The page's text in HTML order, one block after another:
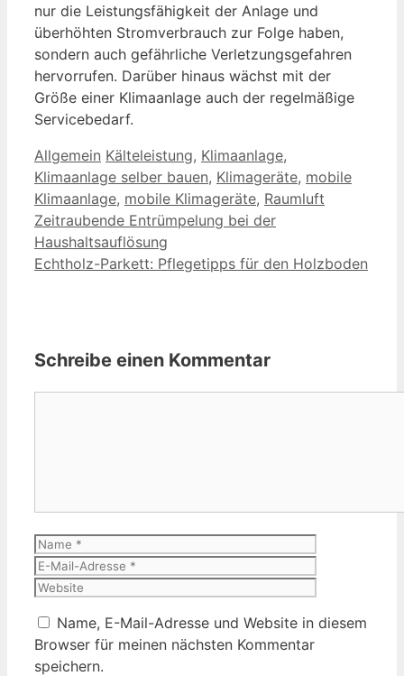
nur die Leistungsfähigkeit der Anlage und
überhöhten Stromverbrauch zur Folge haben,
sondern auch gefährliche Verletzungsgefahren
hervorrufen. Darüber hinaus wächst mit der
Größe einer Klimaanlage auch der regelmäßige
Servicebedarf.
Kategorien
Allgemein Schlagwörter
Kälteleistung, Klimaanlage,
Klimaanlage selber bauen, Klimageräte, mobile
Klimaanlage, mobile Klimageräte, Raumluft
Zeitraubende Entrümpelung bei der
Haushaltsauflösung
Echtholz-Parkett: Pflegetipps für den Holzboden
Schreibe einen Kommentar
Name
Name, E-Mail-Adresse und Website in diesem
Browser für meinen nächsten Kommentar
speichern.